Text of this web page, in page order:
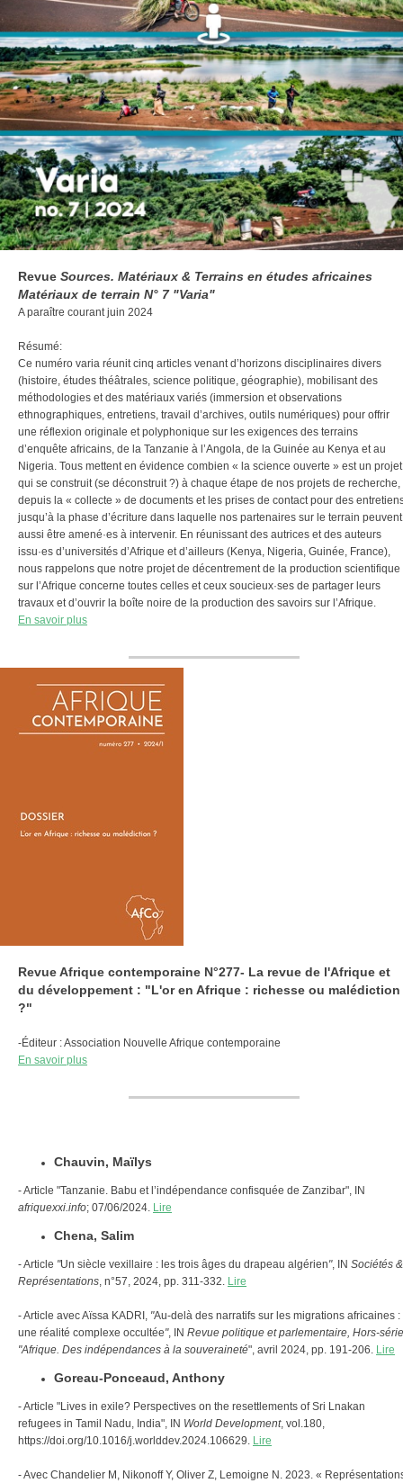
Revue Sources. Matériaux & Terrains en études africaines
Matériaux de terrain N° 7 "Varia"
A paraître courant juin 2024
Résumé:
Ce numéro varia réunit cinq articles venant d’horizons disciplinaires divers
(histoire, études théâtrales, science politique, géographie), mobilisant des
méthodologies et des matériaux variés (immersion et observations
ethnographiques, entretiens, travail d’archives, outils numériques) pour offrir
une réflexion originale et polyphonique sur les exigences des terrains
d’enquête africains, de la Tanzanie à l’Angola, de la Guinée au Kenya et au
Nigeria. Tous mettent en évidence combien « la science ouverte » est un projet
qui se construit (se déconstruit ?) à chaque étape de nos projets de recherche,
depuis la « collecte » de documents et les prises de contact pour des
jusqu’à la phase d’écriture dans laquelle nos partenaires sur le terrain peuvent
aussi être amené·es à intervenir. En réunissant des autrices et des auteurs
issu·es d’universités d’Afrique et d’ailleurs (Kenya, Nigeria, Guinée, France),
nous rappelons que notre projet de décentrement de la production scientifique
sur l’Afrique concerne toutes celles et ceux soucieux·ses de partager leurs
travaux et d’ouvrir la boîte noire de la production des savoirs sur l’Afrique.
En savoir plus
Revue Afrique contemporaine N°277- La revue de l'Afrique et
du développement : "L'or en Afrique : richesse ou malédiction
?"
-Éditeur : Association Nouvelle Afrique contemporaine
En savoir plus
Chauvin, Maïlys
- Article "Tanzanie. Babu et l’indépendance confisquée de Zanzibar", IN
afriquexxi.info; 07/06/2024. Lire
Chena, Salim
- Article "Un siècle vexillaire : les trois âges du drapeau algérien", IN Sociétés &
Représentations, n°57, 2024, pp. 311-332. Lire
- Article avec Aïssa KADRI, "Au-delà des narratifs sur les migrations africaines :
une réalité complexe occultée", IN Revue politique et parlementaire, Hors-série
"Afrique. Des indépendances à la souveraineté", avril 2024, pp. 191-206. Lire
Goreau-Ponceaud, Anthony
- Article "Lives in exile? Perspectives on the resettlements of Sri Lnakan
refugees in Tamil Nadu, India", IN World Development, vol.180,
https://doi.org/10.1016/j.worlddev.2024.106629. Lire
- Avec Chandelier M, Nikonoff Y, Oliver Z, Lemoigne N. 2023. «